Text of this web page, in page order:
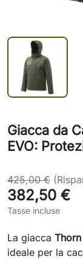
Giacca da
EVO:
425,00 €
382,50 €
Tasse incluse
La giacca Thorn
ideale per la